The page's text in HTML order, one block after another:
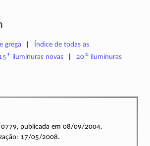
grega
Índice de todas as
+ iluminuras novas 20±iluminuras
0779, publicada em 08/09/2004.
17/05/2008.